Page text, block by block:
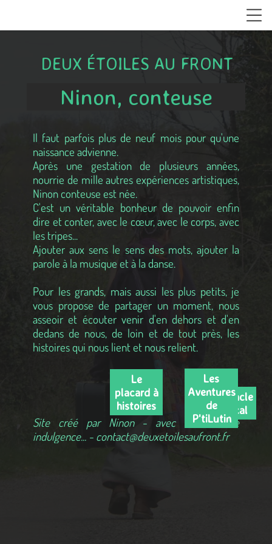
DEUX ÉTOILES AU FRONT
Site créé par Ninon - avec toute votre
indulgence... - contact@deuxetoilesaufront.fr
Ninon, conteuse
Il faut parfois plus de neuf mois pour qu'une
naissance advienne.
Après une gestation de plusieurs années,
nourrie de mille autres expériences artistiques,
Ninon conteuse est née.
C'est un véritable bonheur de pouvoir enfin
dire et conter, avec le cœur, avec le corps, avec
les tripes...
Ajouter aux sens le sens des mots, ajouter la
parole à la musique et à la danse.
Pour les grands, mais aussi les plus petits, je
vous propose de partager un moment, nous
asseoir et écouter venir d'en dehors et d'en
dedans de nous, de loin et de tout près, les
histoires qui nous lient et nous relient.
Spectacle
musical
Le
placard à
histoires
Les
Aventures
de
P'tiLutin